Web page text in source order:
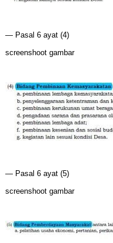
— Pasal 6 ayat (4)
screenshoot gambar
— Pasal 6 ayat (5)
screenshoot gambar